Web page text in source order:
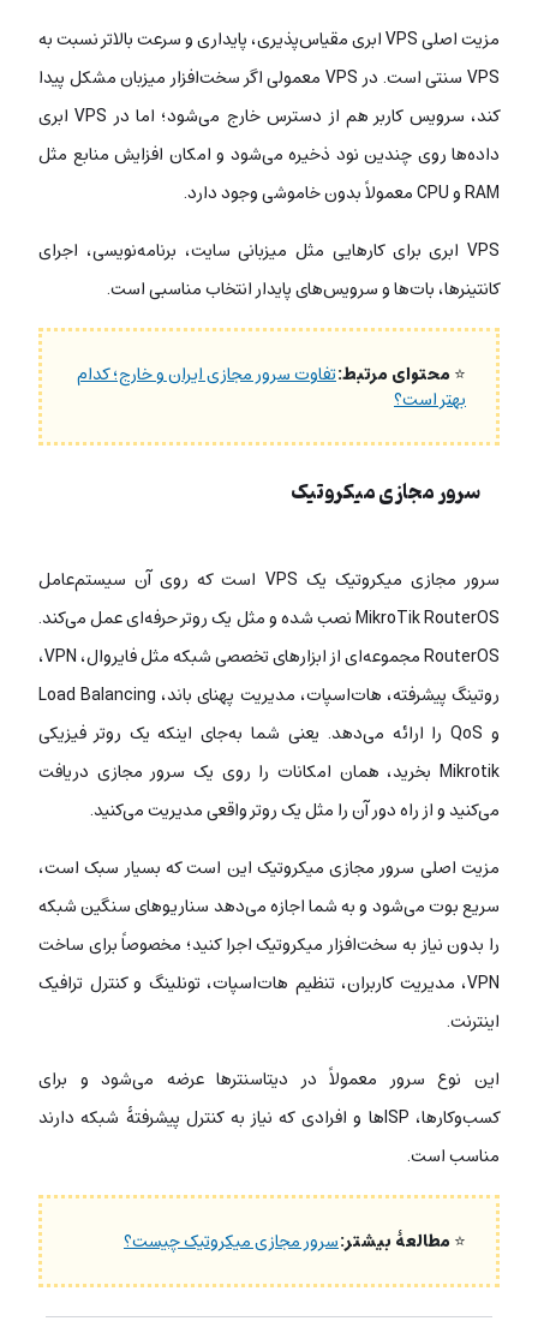
مزیت اصلی VPS ابری مقیاس‌پذیری، پایداری و سرعت بالاتر نسبت به
VPS سنتی است. در VPS معمولی اگر سخت‌افزار میزبان مشکل پیدا
کند، سرویس کاربر هم از دسترس خارج می‌شود؛ اما در VPS ابری
داده‌ها روی چندین نود ذخیره می‌شود و امکان افزایش منابع مثل
RAM و CPU معمولاً بدون خاموشی وجود دارد.
VPS ابری برای کارهایی مثل میزبانی سایت، برنامه‌نویسی، اجرای
کانتینرها، بات‌ها و سرویس‌های پایدار انتخاب مناسبی است.
⭐محتوای مرتبط:تفاوت سرور مجازی ایران و خارج؛ کدام
بهتر است؟
سرور مجازی میکروتیک
سرور مجازی میکروتیک یک VPS است که روی آن سیستم‌عامل
MikroTik RouterOS نصب شده و مثل یک روتر حرفه‌ای عمل می‌کند.
RouterOS مجموعه‌ای از ابزارهای تخصصی شبکه مثل فایروال، VPN،
روتینگ پیشرفته، هات‌اسپات، مدیریت پهنای باند، Load Balancing
و QoS را ارائه می‌دهد. یعنی شما به‌جای اینکه یک روتر فیزیکی
Mikrotik بخرید، همان امکانات را روی یک سرور مجازی دریافت
می‌کنید و از راه دور آن را مثل یک روتر واقعی مدیریت می‌کنید.
مزیت اصلی سرور مجازی میکروتیک این است که بسیار سبک است،
سریع بوت می‌شود و به شما اجازه می‌دهد سناریوهای سنگین شبکه
را بدون نیاز به سخت‌افزار میکروتیک اجرا کنید؛ مخصوصاً برای ساخت
VPN، مدیریت کاربران، تنظیم هات‌اسپات، تونلینگ و کنترل ترافیک
اینترنت.
این نوع سرور معمولاً در دیتاسنترها عرضه می‌شود و برای
کسب‌وکارها، ISPها و افرادی که نیاز به کنترل پیشرفتۀ شبکه دارند
مناسب است.
⭐مطالعۀ بیشتر:سرور مجازی میکروتیک چیست؟